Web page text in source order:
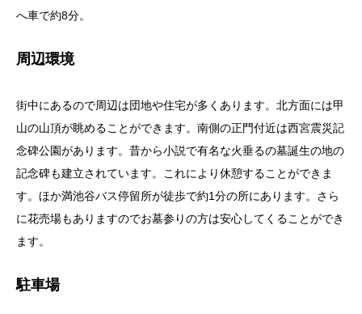
へ車で約8分。
周辺環境
街中にあるので周辺は団地や住宅が多くあります。北方面には甲
山の山頂が眺めることができます。南側の正門付近は西宮震災記
念碑公園があります。昔から小説で有名な火垂るの墓誕生の地の
記念碑も建立されています。これにより休憩することができま
す。ほか満池谷バス停留所が徒歩で約1分の所にあります。さら
に花売場もありますのでお墓参りの方は安心してくることができ
ます。
駐車場